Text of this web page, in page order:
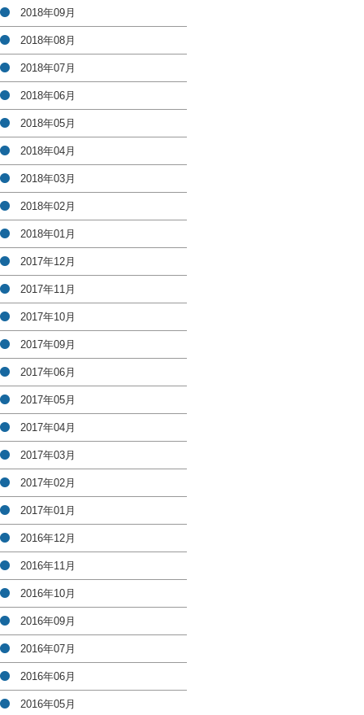
2018年09月
2018年08月
2018年07月
2018年06月
2018年05月
2018年04月
2018年03月
2018年02月
2018年01月
2017年12月
2017年11月
2017年10月
2017年09月
2017年06月
2017年05月
2017年04月
2017年03月
2017年02月
2017年01月
2016年12月
2016年11月
2016年10月
2016年09月
2016年07月
2016年06月
2016年05月